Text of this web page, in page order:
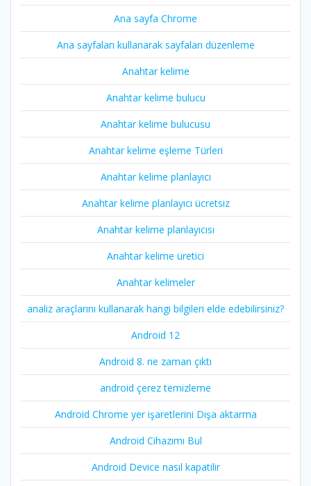
Ana sayfa Chrome
Ana sayfaları kullanarak sayfaları düzenleme
Anahtar kelime
Anahtar kelime bulucu
Anahtar kelime bulucusu
Anahtar kelime eşleme Türleri
Anahtar kelime planlayıcı
Anahtar kelime planlayıcı ücretsiz
Anahtar kelime planlayıcısı
Anahtar kelime üretici
Anahtar kelimeler
analiz araçlarını kullanarak hangi bilgileri elde edebilirsiniz?
Android 12
Android 8. ne zaman çıktı
android çerez temizleme
Android Chrome yer işaretlerini Dışa aktarma
Android Cihazımı Bul
Android Device nasıl kapatilir